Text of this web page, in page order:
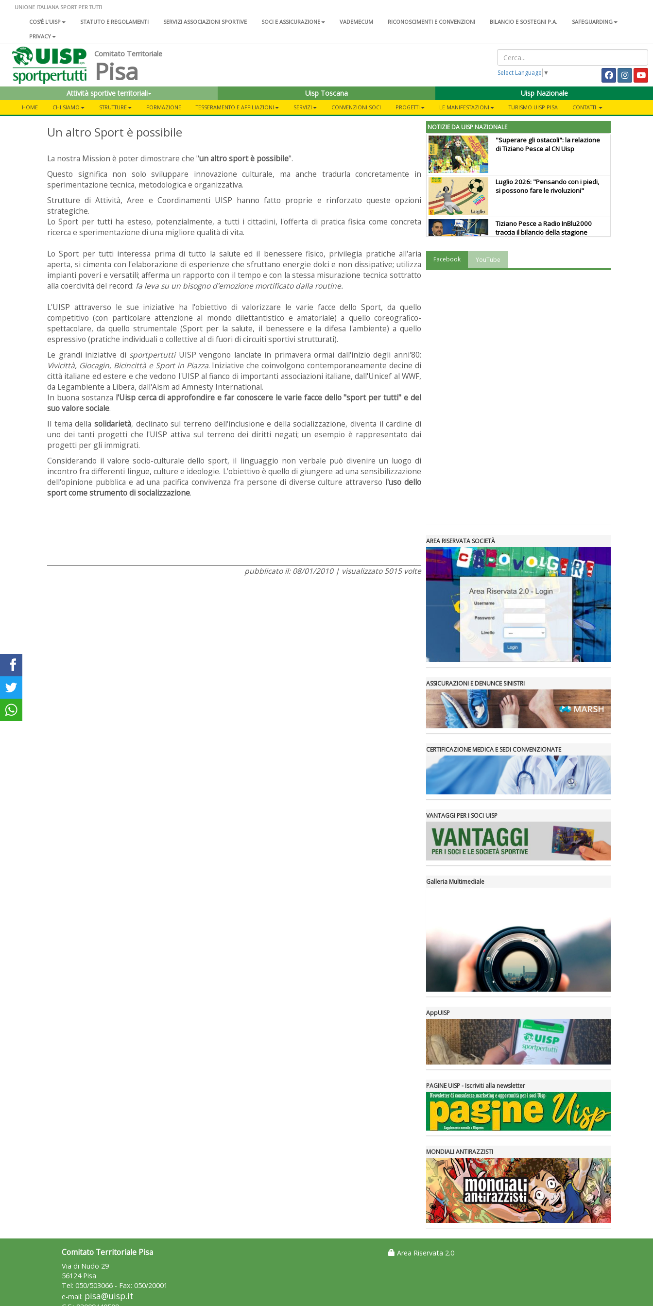
UNIONE ITALIANA SPORT PER TUTTI
COS'È L'UISP
STATUTO E REGOLAMENTI SERVIZI ASSOCIAZIONI SPORTIVE SOCI E ASSICURAZIONE VADEMECUM RICONOSCIMENTI E CONVENZIONI BILANCIO E SOSTEGNI P.A.
SAFEGUARDING
PRIVACY
Comitato Territoriale
Pisa Select Language ▼
Attività sportive territoriali Uisp Toscana Uisp Nazionale
HOME CHI SIAMO STRUTTURE FORMAZIONE TESSERAMENTO E AFFILIAZIONI SERVIZI CONVENZIONI SOCI PROGETTI LE MANIFESTAZIONI TURISMO UISP PISA CONTATTI
Un altro Sport è possibile
La nostra Mission è poter dimostrare che "un altro sport è possibile".
Questo significa non solo sviluppare innovazione culturale, ma anche tradurla concretamente in
sperimentazione tecnica, metodologica e organizzativa.
Strutture di Attività, Aree e Coordinamenti UISP hanno fatto proprie e rinforzato queste opzioni
strategiche.
Lo Sport per tutti ha esteso, potenzialmente, a tutti i cittadini, l'offerta di pratica fisica come concreta
ricerca e sperimentazione di una migliore qualità di vita.
Lo Sport per tutti interessa prima di tutto la salute ed il benessere fisico, privilegia pratiche all'aria
aperta, si cimenta con l'elaborazione di esperienze che sfruttano energie dolci e non dissipative; utilizza
impianti poveri e versatili; afferma un rapporto con il tempo e con la stessa misurazione tecnica sottratto
alla coercività del record: fa leva su un bisogno d'emozione mortificato dalla routine.
L'UISP attraverso le sue iniziative ha l'obiettivo di valorizzare le varie facce dello Sport, da quello
competitivo (con particolare attenzione al mondo dilettantistico e amatoriale) a quello coreografico-
spettacolare, da quello strumentale (Sport per la salute, il benessere e la difesa l'ambiente) a quello
espressivo (pratiche individuali o collettive al di fuori di circuiti sportivi strutturati).
Le grandi iniziative di sportpertuttiUISP vengono lanciate in primavera ormai dall'inizio degli anni'80:
Vivicittà, Giocagin, Bicincittà e Sport in Piazza. Iniziative che coinvolgono contemporaneamente decine di
città italiane ed estere e che vedono l'UISP al fianco di importanti associazioni italiane, dall'Unicef al WWF,
da Legambiente a Libera, dall'Aism ad Amnesty International.
In buona sostanza l'Uisp cerca di approfondire e far conoscere le varie facce dello "sport per tutti" e del
suo valore sociale.
Il tema della solidarietà, declinato sul terreno dell'inclusione e della socializzazione, diventa il cardine di
uno dei tanti progetti che l'UISP attiva sul terreno dei diritti negati; un esempio è rappresentato dai
progetti per gli immigrati.
Considerando il valore socio-culturale dello sport, il linguaggio non verbale può divenire un luogo di
incontro fra differenti lingue, culture e ideologie. L'obiettivo è quello di giungere ad una sensibilizzazione
dell'opinione pubblica e ad una pacifica convivenza fra persone di diverse culture attraverso l'uso dello
sport come strumento di socializzazione.
pubblicato il: 08/01/2010 | visualizzato 5015 volte
NOTIZIE DA UISP NAZIONALE
"Superare gli ostacoli": la relazione
di Tiziano Pesce al CN Uisp
Luglio 2026: "Pensando con i piedi,
si possono fare le rivoluzioni"
Tiziano Pesce a Radio InBlu2000
traccia il bilancio della stagione
Facebook YouTube
AREA RISERVATA SOCIETÀ
ASSICURAZIONI E DENUNCE SINISTRI
CERTIFICAZIONE MEDICA E SEDI CONVENZIONATE
VANTAGGI PER I SOCI UISP
Galleria Multimediale
AppUISP
PAGINE UISP - Iscriviti alla newsletter
MONDIALI ANTIRAZZISTI
Comitato Territoriale Pisa
Via di Nudo 29
56124 Pisa
Tel: 050/503066 - Fax: 050/20001
e-mail: pisa@uisp.it
Area Riservata 2.0